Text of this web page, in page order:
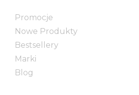
Promocje
Nowe Produkty
Bestsellery
Marki
Blog